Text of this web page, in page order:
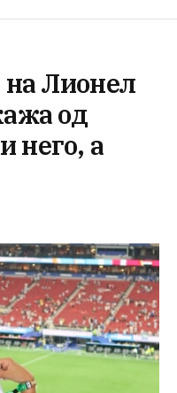
на Лионел
од
него, а